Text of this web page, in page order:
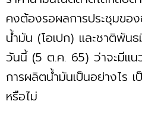
คงต้องรอผลการประชุมขอ
น้ำมัน (โอเปก) และชาติพัน
วันนี้ (5 ต.ค. 65) ว่าจะมีแน
การผลิตน้ำมันเป็นอย่างไร
หรือไม่